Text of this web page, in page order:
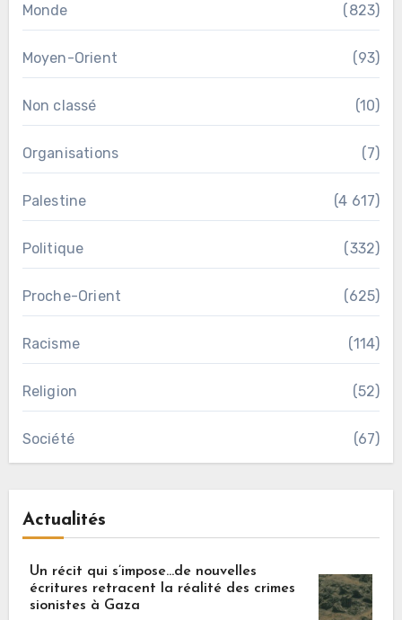
Monde (823)
Moyen-Orient (93)
Non classé (10)
Organisations (7)
Palestine (4 617)
Politique (332)
Proche-Orient (625)
Racisme (114)
Religion (52)
Société (67)
Actualités
Un récit qui s’impose…de nouvelles
écritures retracent la réalité des crimes
sionistes à Gaza